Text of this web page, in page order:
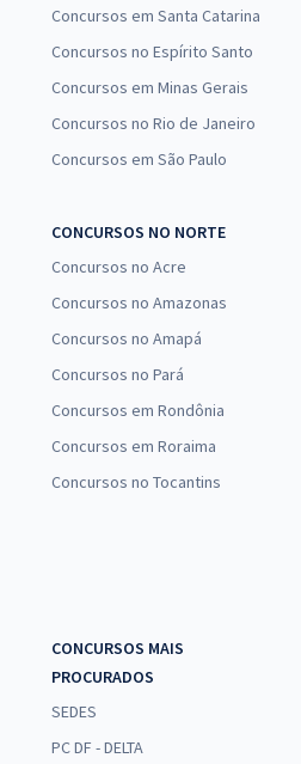
Concursos em Santa Catarina
Concursos no Espírito Santo
Concursos em Minas Gerais
Concursos no Rio de Janeiro
Concursos em São Paulo
CONCURSOS NO NORTE
Concursos no Acre
Concursos no Amazonas
Concursos no Amapá
Concursos no Pará
Concursos em Rondônia
Concursos em Roraima
Concursos no Tocantins
CONCURSOS MAIS
PROCURADOS
SEDES
PC DF - DELTA